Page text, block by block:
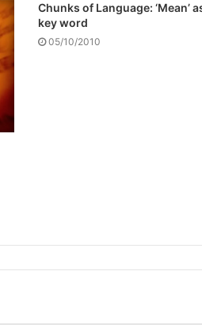
Chunks of Language: ‘Mean’
key word
05/10/2010